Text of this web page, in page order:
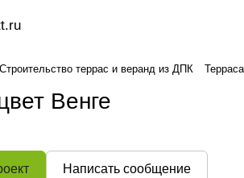
Строительство террас и веранд из ДПК
Венге
Написать сообщение